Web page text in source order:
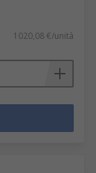
1020,08 €/unità